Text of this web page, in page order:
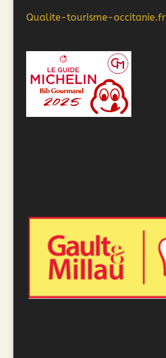
Qualite-tourisme-occitanie.fr